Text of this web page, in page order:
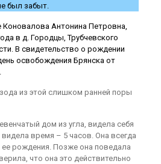
был забыт.
Антонина Петровна,
в д. Городцы, Трубчевского
В свидетельство о рождении
освобождения Брянска от
из этой слишком ранней поры
дом из угла, видела себя
время – 5 часов. Она всегда
ее рождения. Позже она поведала
что она это действительно